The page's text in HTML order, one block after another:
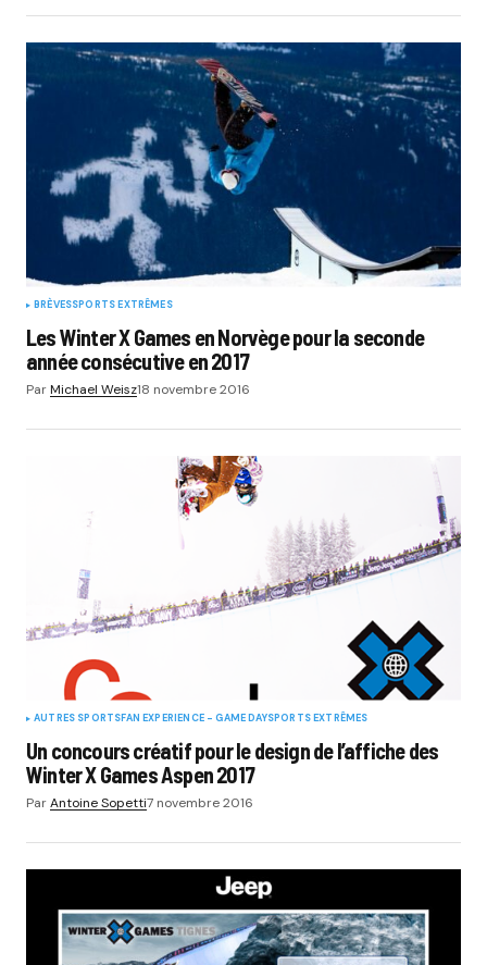
BRÈVESSPORTS EXTRÊMES
Les Winter X Games en Norvège pour la seconde
année consécutive en 2017
ParMichael Weisz18 novembre 2016
AUTRES SPORTSFAN EXPERIENCE - GAME DAYSPORTS EXTRÊMES
Un concours créatif pour le design de l’affiche des
Winter X Games Aspen 2017
ParAntoine Sopetti7 novembre 2016